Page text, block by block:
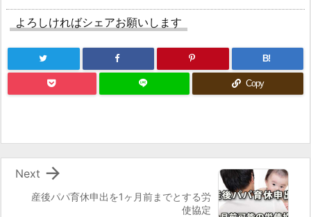
よろしければシェアお願いします
B!
Copy
産後パパ育休申出を1ヶ月前までとする労
使協定

Next